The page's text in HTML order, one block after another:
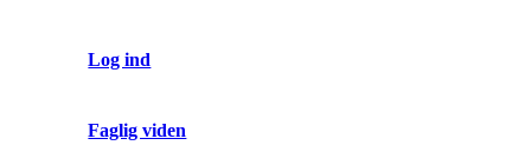
Log ind
Faglig viden